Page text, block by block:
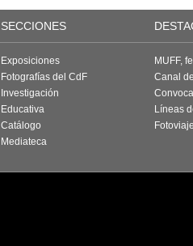
SECCIONES
Exposiciones
Fotografías del CdF
Investigación
Educativa
Catálogo
Mediateca
MUFF,
Canal
Líneas